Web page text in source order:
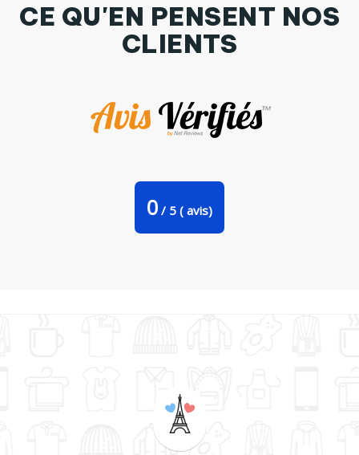
CE QU'EN PENSENT NOS
CLIENTS
0 / 5 ( avis)